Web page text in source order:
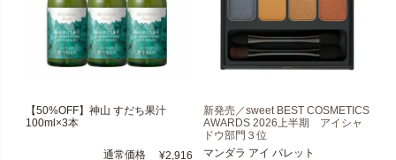
【50%OFF】神山 すだち果汁
100ml×3本
通常価格 ¥2,916
新発売／sweet BEST COSMETICS
AWARDS 2026上半期 アイシャ
ドウ部門３位
マンダラ アイ パレット